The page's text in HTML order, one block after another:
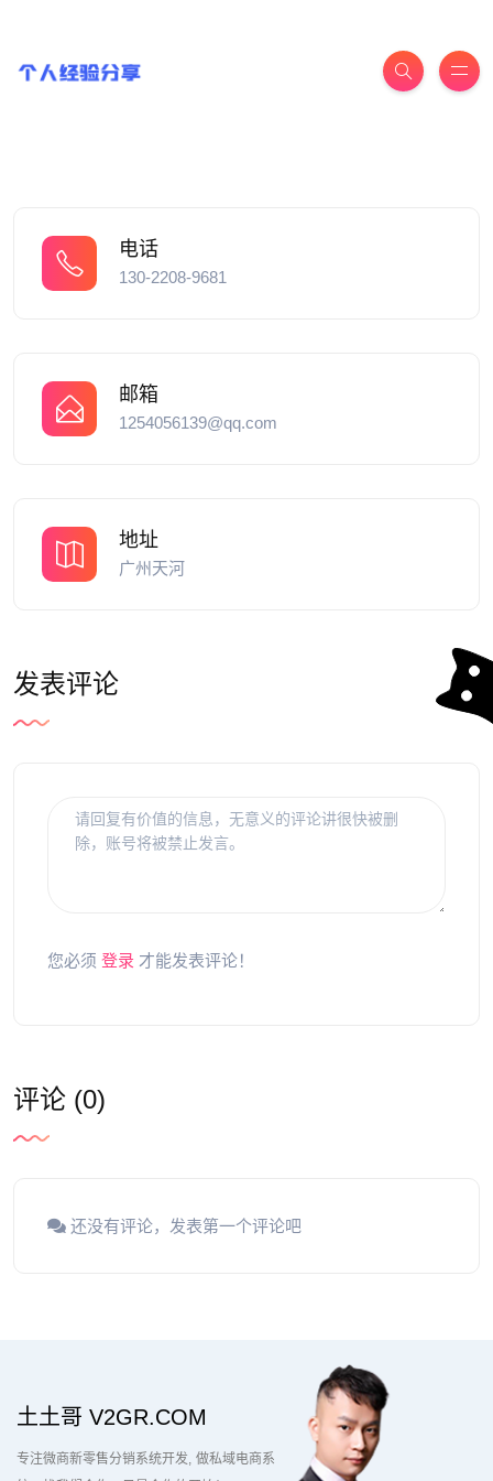
电话
130-2208-9681
邮箱
1254056139@qq.com
地址
广州天河
发表评论
您必须 登录 才能发表评论！
评论 (0)
还没有评论，发表第一个评论吧
土土哥 V2GR.COM
专注微商新零售分销系统开发 做私域电商系